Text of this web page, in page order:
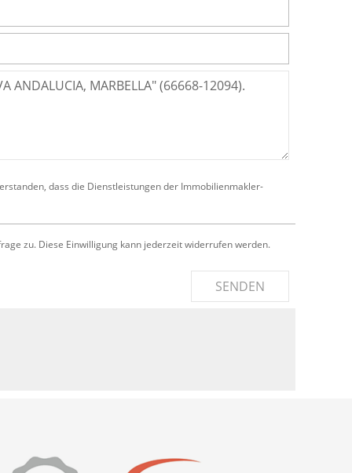
dass die Dienstleistungen der Immobilienmakler-
zu. Diese Einwilligung kann jederzeit widerrufen werden.
SENDEN